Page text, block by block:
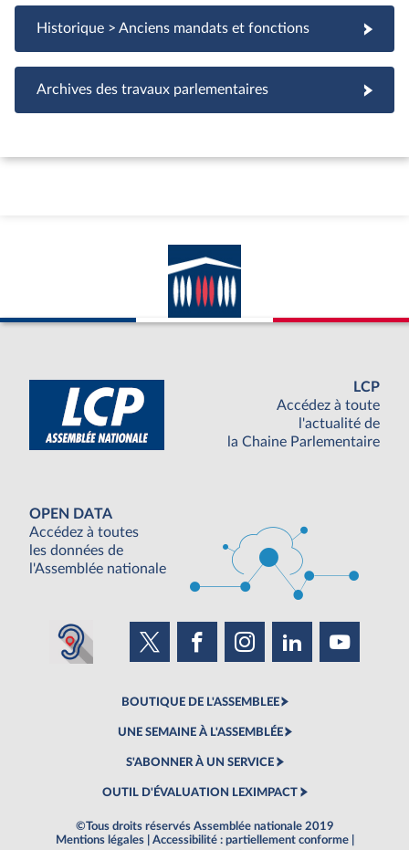
Historique > Anciens mandats et fonctions
Archives des travaux parlementaires
LCP
Accédez à toute
l'actualité de
la Chaine Parlementaire
OPEN DATA
Accédez à toutes
les données de
l'Assemblée nationale
BOUTIQUE DE L'ASSEMBLEE
UNE SEMAINE À L'ASSEMBLÉE
S'ABONNER À UN SERVICE
OUTIL D'ÉVALUATION LEXIMPACT
©Tous droits réservés Assemblée nationale 2019
Mentions légales
Accessibilité : partiellement conforme